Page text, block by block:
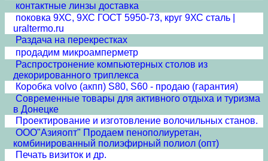
контактные линзы доставка
поковка 9ХС, 9ХС ГОСТ 5950-73, круг 9ХС сталь |
uraltermo.ru
Раздача на перекрестках
продадим микроамперметр
Распростронение компьютерных столов из
декорированного триплекса
Коробка volvo (акпп) S80, S60 - продаю (гарантия)
Современные товары для активного отдыха и туризма
в Донецке
Проектирование и изготовление волочильных станов.
ООО"Азияопт" Продаем пенополиуретан,
комбинированный полиэфирный полиол (опт)
Печать визиток и др.